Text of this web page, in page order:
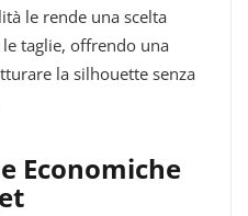
le rende una scelta
taglie, offrendo una
la silhouette senza
Economiche